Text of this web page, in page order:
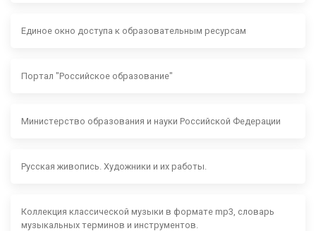
Единое окно доступа к образовательным ресурсам
Портал "Российское образование"
Министерство образования и науки Российской Федерации
Русская живопись. Художники и их работы.
Коллекция классической музыки в формате mp3, словарь
музыкальных терминов и инструментов.